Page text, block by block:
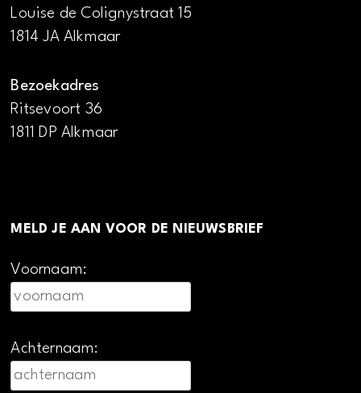
Louise de Colignystraat 15
1814 JA Alkmaar
Bezoekadres
Ritsevoort 36
1811 DP Alkmaar
MELD JE AAN VOOR DE NIEUWSBRIEF
Voornaam:
Achternaam: